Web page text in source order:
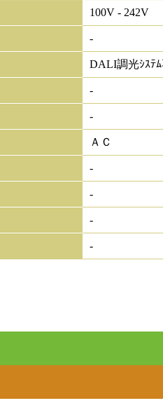
100V - 242V
-
DALI調光ｼｽﾃ
-
-
ＡＣ
-
-
-
-